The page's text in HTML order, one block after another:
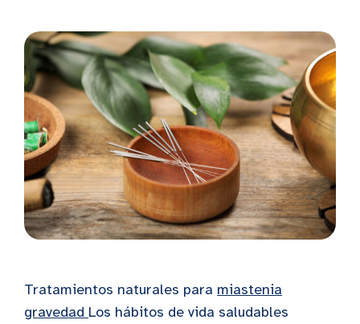
Tratamientos naturales para miastenia
gravedad Los hábitos de vida saludables